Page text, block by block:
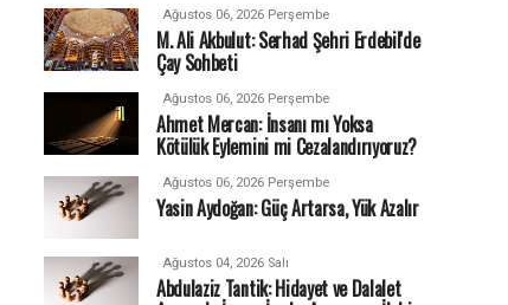
Ağustos 06, 2026 Perşembe
M. Ali Akbulut: Serhad Şehri Erdebil'de
Çay Sohbeti
Ağustos 06, 2026 Perşembe
Ahmet Mercan: İnsanı mı Yoksa
Kötülük Eylemini mi Cezalandırıyoruz?
Ağustos 06, 2026 Perşembe
Yasin Aydoğan: Güç Artarsa, Yük Azalır
Ağustos 04, 2026 Salı
Abdulaziz Tantik: Hidayet ve Dalalet